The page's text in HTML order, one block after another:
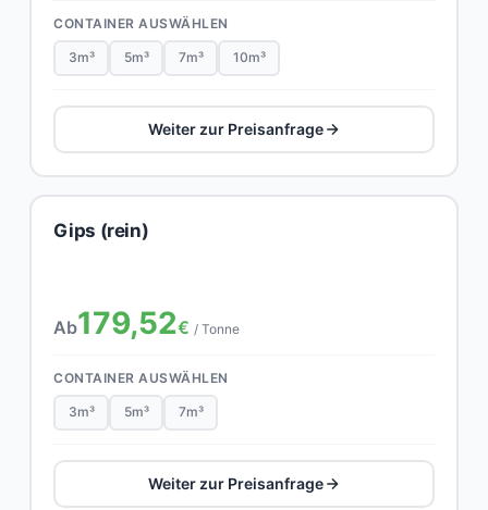
CONTAINER AUSWÄHLEN
3m³ 5m³ 7m³ 10m³
Weiter zur Preisanfrage
Gips (rein)
Ab179,52€ / Tonne
CONTAINER AUSWÄHLEN
3m³ 5m³ 7m³
Weiter zur Preisanfrage